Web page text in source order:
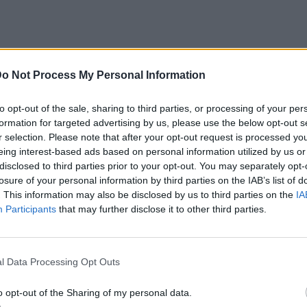
Not Process My Personal Information
opt-out of the sale, sharing to third parties, or processing of your
for targeted advertising by us, please use the below opt-out
selection. Please note that after your opt-out request is processed
interest-based ads based on personal information utilized by us
to third parties prior to your opt-out. You may separately
of your personal information by third parties on the IAB’s list of
This information may also be disclosed by us to third parties on the
Participants that may further disclose it to other third parties.
Data Processing Opt Outs
opt-out of the Sharing of my personal data.
να πάθει κρίση πανικού, όμως
μάλιστα από τους followers της να της
πιο γρήγορα τη φωνή της, ενώ
πως θα τα ξαναπούν όταν αυτή
Καληφώνη
Καληφώνη έγραψε: «Σήμερα
Οπότε θα τα πούμε όταν ξανά